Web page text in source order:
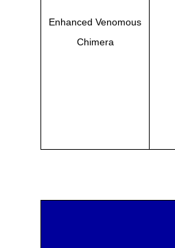
Enhanced Venomous
Chimera